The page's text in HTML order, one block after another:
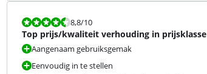
Beoordeling is 8,8 van de 10.
8,8/10
Top prijs/kwaliteit verhouding in prijsklasse
Aangenaam gebruiksgemak
Eenvoudig in te stellen